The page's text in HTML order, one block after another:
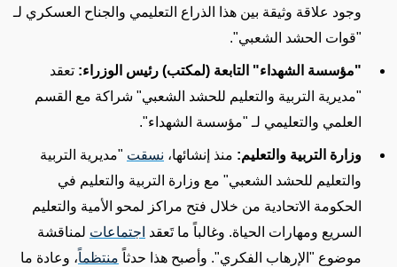
وجود علاقة وثيقة بين هذا الذراع التعليمي والجناح العسكري لـ
"قوات الحشد الشعبي".
"مؤسسة الشهداء" التابعة (لمكتب) رئيس الوزراء: تعقد
"مديرية التربية والتعليم للحشد الشعبي" شراكة مع القسم
العلمي والتعليمي لـ "مؤسسة الشهداء".
وزارة التربية والتعليم: منذ إنشائها، نسقت "مديرية التربية
والتعليم للحشد الشعبي" مع وزارة التربية والتعليم في
الحكومة الاتحادية من خلال فتح مراكز لمحو الأمية والتعليم
السريع ومهارات الحياة. وغالباً ما تَعقد اجتماعات لمناقشة
موضوع "الإرهاب الفكري". وأصبح هذا حدثاً منتظماً، وعادة ما